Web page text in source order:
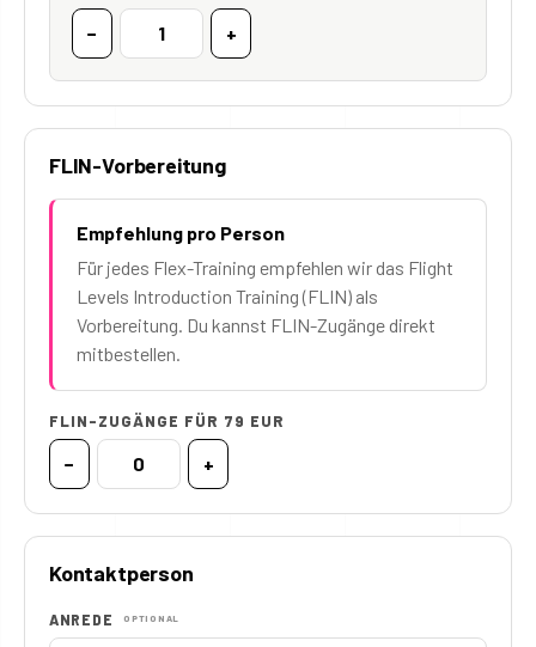
− +
FLIN-Vorbereitung
Empfehlung pro Person
Für jedes Flex-Training empfehlen wir das Flight
Levels Introduction Training (FLIN) als
Vorbereitung. Du kannst FLIN-Zugänge direkt
mitbestellen.
FLIN-ZUGÄNGE FÜR 79 EUR
− +
Kontaktperson
ANREDE OPTIONAL